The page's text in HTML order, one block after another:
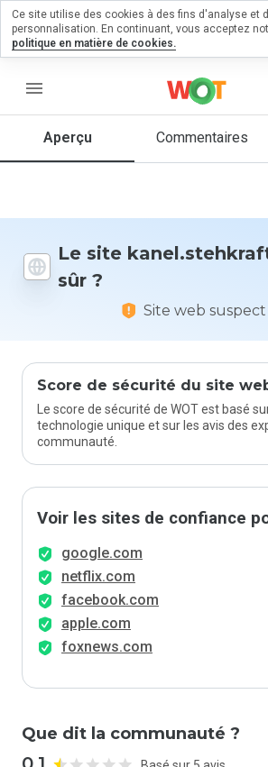
menu
Aperçu Commentaires
Le site
sûr ?
Site web suspect
Score de sécurité du site
Le score de sécurité de WOT est basé
technologie unique et sur les avis des
communauté.
Voir les sites de confiance
google.com
netflix.com
facebook.com
apple.com
foxnews.com
Que dit la communauté ?
un
sur
Quelle
donneriez-
Ce site utilise des cookies à des fins d'analyse et
personnalisation. En continuant, vous acceptez
politique en matière de cookies.